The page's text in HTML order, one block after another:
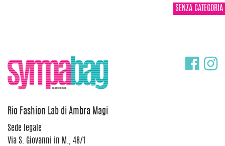
SENZA CATEGORIA
Rio Fashion Lab di Ambra Magi
Sede legale
Via S. Giovanni in M., 48/1